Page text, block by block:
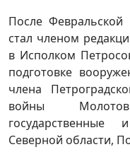
После
стал членом
в Исполком
подготовке
члена
войны
Северной области,